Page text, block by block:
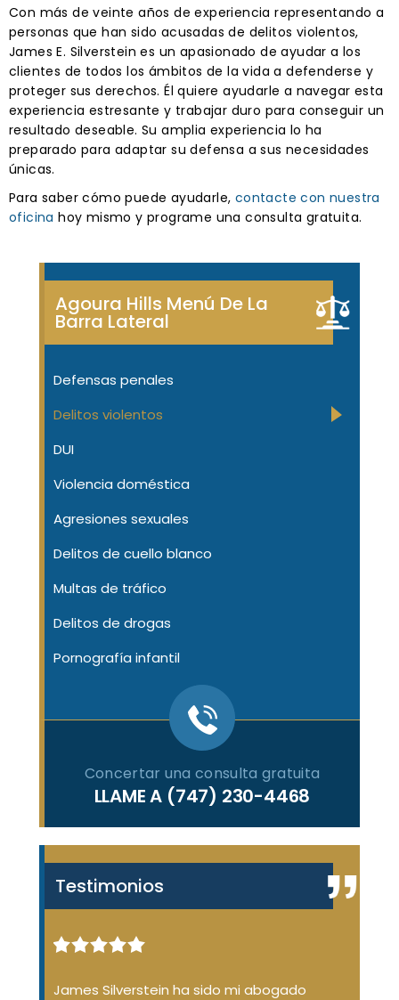
Con más de veinte años de experiencia representando a
personas que han sido acusadas de delitos violentos,
James E. Silverstein es un apasionado de ayudar a los
clientes de todos los ámbitos de la vida a defenderse y
proteger sus derechos. Él quiere ayudarle a navegar esta
experiencia estresante y trabajar duro para conseguir un
resultado deseable. Su amplia experiencia lo ha
preparado para adaptar su defensa a sus necesidades
únicas.
Para saber cómo puede ayudarle, contacte con nuestra
oficina hoy mismo y programe una consulta gratuita.
Agoura Hills Menú De La
Barra Lateral
Defensas penales
Delitos violentos
DUI
Violencia doméstica
Agresiones sexuales
Delitos de cuello blanco
Multas de tráfico
Delitos de drogas
Pornografía infantil
Concertar una consulta gratuita
LLAME A (747) 230-4468
Testimonios
James Silverstein ha sido mi abogado